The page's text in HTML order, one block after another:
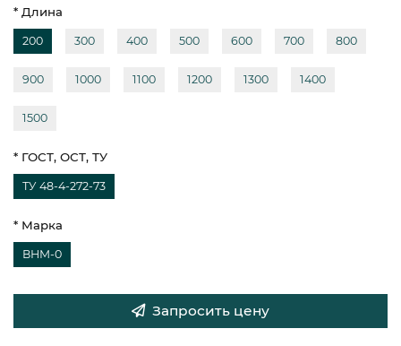
* Длина
200 300 400 500 600 700 800
900 1000 1100 1200 1300 1400
1500
* ГОСТ, ОСТ, ТУ
ТУ 48-4-272-73
* Марка
ВНМ-0
Запросить цену